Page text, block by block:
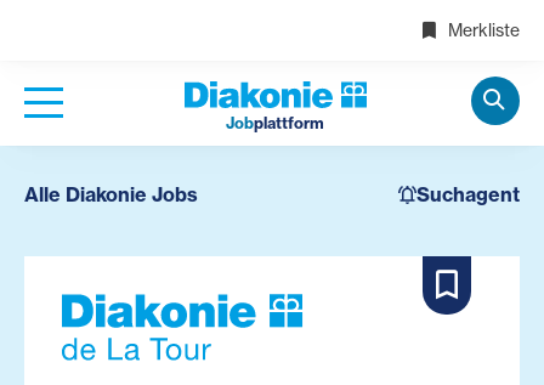
Merkliste
Jobplattform
Alle Diakonie Jobs Suchagent